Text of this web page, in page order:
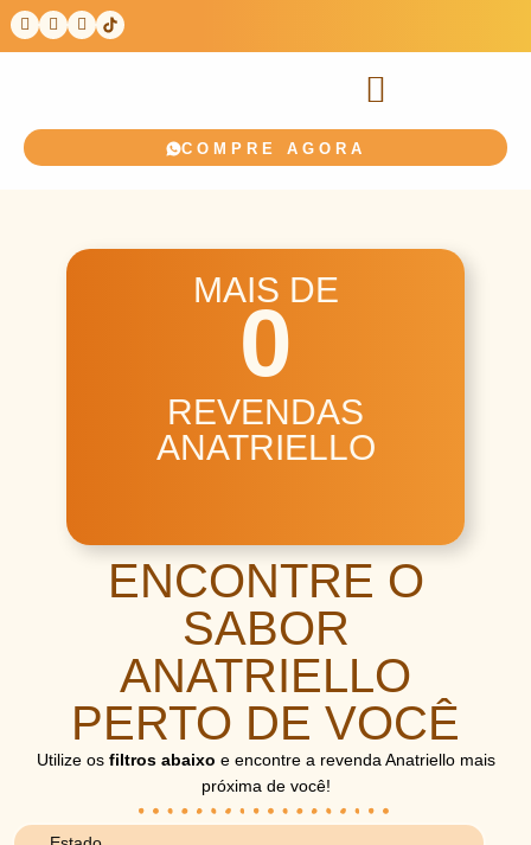
COMPRE AGORA
MAIS DE
0
REVENDAS
ANATRIELLO
ENCONTRE O
SABOR
ANATRIELLO
PERTO DE VOCÊ
Utilize osfiltros abaixo e encontre a revenda Anatriello mais
próxima de você!